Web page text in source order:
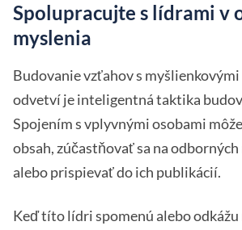
Spolupracujte s lídrami v
myslenia
Budovanie vzťahov s
odvetví je inteligentná taktika
Spojením s vplyvnými osobami
obsah, zúčastňovať sa na
alebo prispievať do ich publikácií.
Keď títo lídri spomenú alebo odkážu